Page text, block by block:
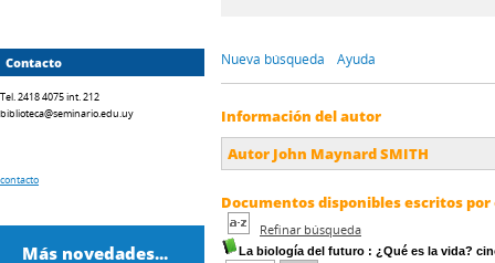
Nueva búsqueda Ayuda
Información del autor
Autor John Maynard SMITH
Documentos disponibles escritos
Refinar búsqueda
La biología del futuro : ¿Qué es la vida?
Contacto
Tel. 2418 4075 int. 212
biblioteca@seminario.edu.uy
contacto
Más novedades...